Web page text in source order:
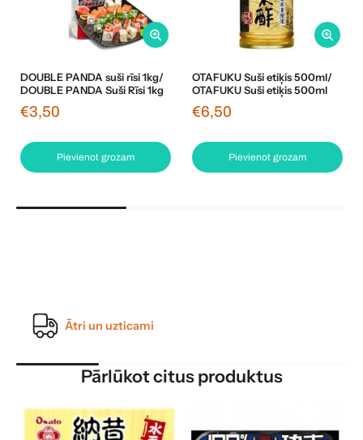
DOUBLE PANDA suši rīsi 1kg/
DOUBLE PANDA Suši Rīsi 1kg
€3,50
Pievienot grozam
OTAFUKU Suši etiķis 500ml/
OTAFUKU Suši etiķis 500ml
€6,50
Pievienot grozam
Ātri un uzticami
Pārlūkot citus produktus